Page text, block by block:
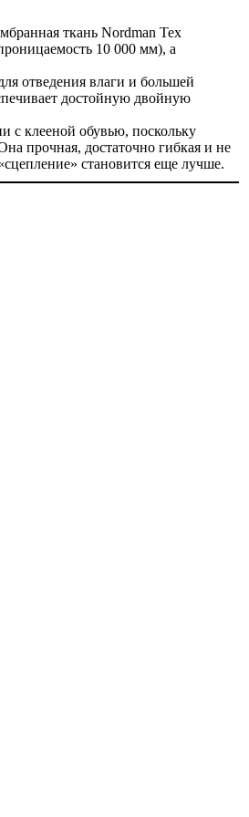
ткань Nordman Tex
10 000 мм), а
отведения влаги и большей
достойную двойную
с клееной обувью, поскольку
прочная, достаточно гибкая и не
становится еще лучше.